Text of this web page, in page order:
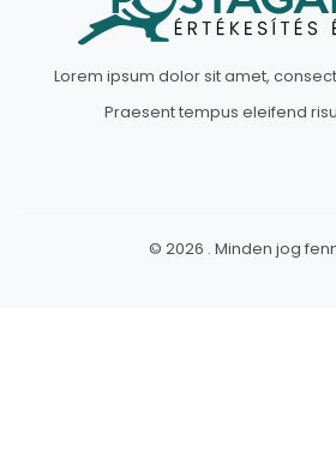
Lorem ipsum dolor sit amet,
Praesent tempus eleifend
© 2026 . Minden jog